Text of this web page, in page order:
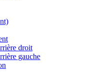
droit
gauche